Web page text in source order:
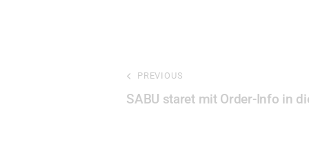
PREVIOUS
SABU staret mit Order-Info in